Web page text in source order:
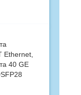
Ethernet,
40 GE